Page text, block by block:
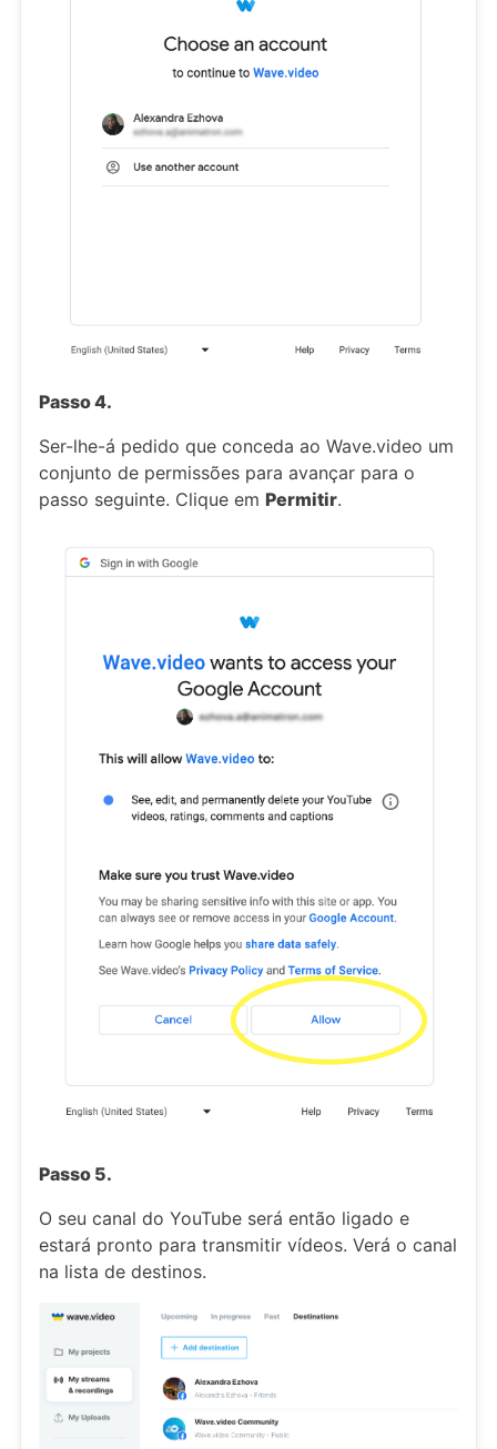
Passo 4.
Ser-lhe-á pedido que conceda ao Wave.video um
conjunto de permissões para avançar para o
passo seguinte. Clique em Permitir.
Passo 5.
O seu canal do YouTube será então ligado e
estará pronto para transmitir vídeos. Verá o canal
na lista de destinos.